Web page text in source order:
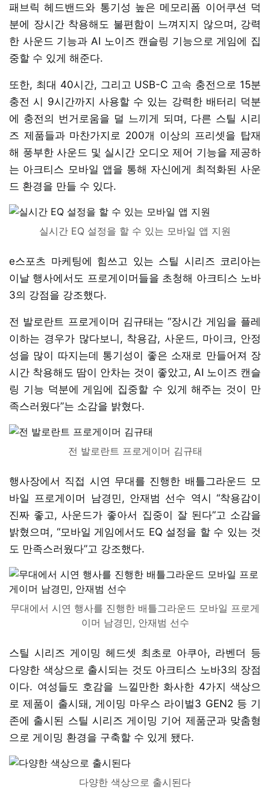
패브릭 헤드밴드와 통기성 높은 메모리폼 이어쿠션 덕
분에 장시간 착용해도 불편함이 느껴지지 않으며, 강력
한 사운드 기능과 AI 노이즈 캔슬링 기능으로 게임에 집
중할 수 있게 해준다.
또한, 최대 40시간, 그리고 USB-C 고속 충전으로 15분
충전 시 9시간까지 사용할 수 있는 강력한 배터리 덕분
에 충전의 번거로움을 덜 느끼게 되며, 다른 스틸 시리
즈 제품들과 마찬가지로 200개 이상의 프리셋을 탑재
해 풍부한 사운드 및 실시간 오디오 제어 기능을 제공하
는 아크티스 모바일 앱을 통해 자신에게 최적화된 사운
드 환경을 만들 수 있다.
실시간 EQ 설정을 할 수 있는 모바일 앱 지원
e스포츠 마케팅에 힘쓰고 있는 스틸 시리즈 코리아는
이날 행사에서도 프로게이머들을 초청해 아크티스 노바
3의 강점을 강조했다.
전 발로란트 프로게이머 김규태는 “장시간 게임을 플레
이하는 경우가 많다보니, 착용감, 사운드, 마이크, 안정
성을 많이 따지는데 통기성이 좋은 소재로 만들어져 장
시간 착용해도 땀이 안차는 것이 좋았고, AI 노이즈 캔슬
링 기능 덕분에 게임에 집중할 수 있게 해주는 것이 만
족스러웠다”는 소감을 밝혔다.
전 발로란트 프로게이머 김규태
행사장에서 직접 시연 무대를 진행한 배틀그라운드 모
바일 프로게이머 남경민, 안재범 선수 역시 “착용감이
진짜 좋고, 사운드가 좋아서 집중이 잘 된다”고 소감을
밝혔으며, “모바일 게임에서도 EQ 설정을 할 수 있는 것
도 만족스러웠다”고 강조했다.
무대에서 시연 행사를 진행한 배틀그라운드 모바일 프로게
이머 남경민, 안재범 선수
스틸 시리즈 게이밍 헤드셋 최초로 아쿠아, 라벤더 등
다양한 색상으로 출시되는 것도 아크티스 노바3의 장점
이다. 여성들도 호감을 느낄만한 화사한 4가지 색상으
로 제품이 출시돼, 게이밍 마우스 라이벌3 GEN2 등 기
존에 출시된 스틸 시리즈 게이밍 기어 제품군과 맞춤형
으로 게이밍 환경을 구축할 수 있게 됐다.
다양한 색상으로 출시된다